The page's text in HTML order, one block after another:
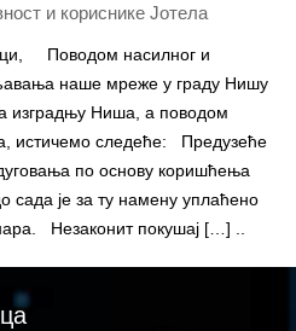
и кориснике Јотела
Поводом насилног и
наше мреже у граду Нишу
изградњу Ниша, а поводом
истичемо следеће: Предузеће
по основу коришћења
сада је за ту намену уплаћено
Незаконит покушај […] ..